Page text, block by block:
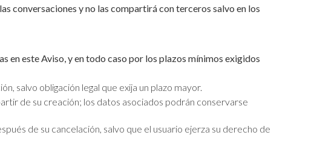
conversaciones y no las compartirá con terceros salvo en los
en este Aviso, y en todo caso por los plazos mínimos exigidos
salvo obligación legal que exija un plazo mayor.
de su creación; los datos asociados podrán conservarse
de su cancelación, salvo que el usuario ejerza su derecho de